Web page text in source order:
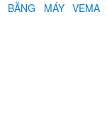
MÁY VEMA